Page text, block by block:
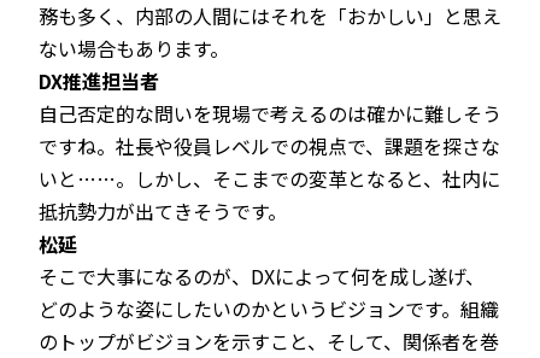
務も多く、内部の人間にはそれを「おかしい」と思え
ない場合もあります。
DX推進担当者
自己否定的な問いを現場で考えるのは確かに難しそう
ですね。社長や役員レベルでの視点で、課題を探さな
いと……。しかし、そこまでの変革となると、社内に
抵抗勢力が出てきそうです。
松延
そこで大事になるのが、DXによって何を成し遂げ、
どのような姿にしたいのかというビジョンです。組織
のトップがビジョンを示すこと、そして、関係者を巻